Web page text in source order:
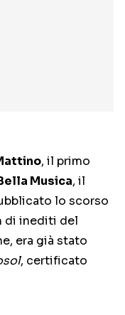
, il primo
Musica, il
lo scorso
di inediti del
era già stato
, certificato